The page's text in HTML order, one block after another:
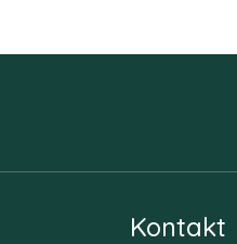
Kontakt